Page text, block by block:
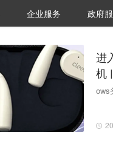
36Kr研究院
企业服务 城市之
政府
进
机
ows